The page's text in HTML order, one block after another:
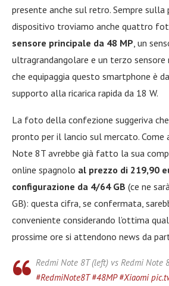
presente anche sul retro. Sempre
dispositivo troviamo anche quattro
sensore principale da 48 MP, un
ultragrandangolare e un terzo
che equipaggia questo smartphone è da
supporto alla ricarica rapida da 18 W.
La foto della confezione suggeriva
pronto per il lancio sul mercato. Come
Note 8T avrebbe già fatto la sua
online spagnolo al prezzo di 219,90
configurazione da 4/64 GB (ce ne
GB): questa cifra, se confermata,
conveniente considerando l’ottima
prossime ore si attendono news da
Redmi Note 8T (left) vs Redmi Note
#RedmiNote8T #48MP #Xiaomi